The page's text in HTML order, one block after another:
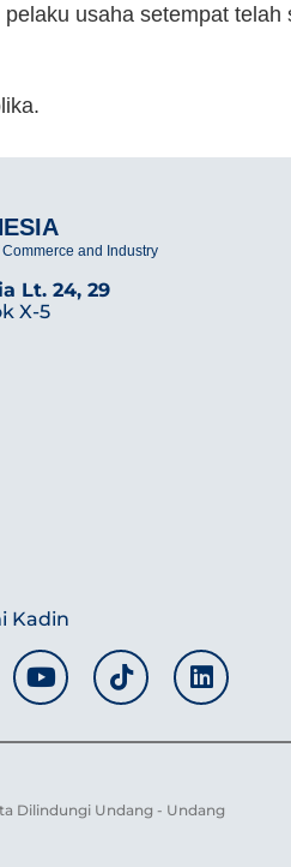
usaha setempat telah
and Industry
Lt. 24, 29
X-5
Kadin
Dilindungi Undang - Undang